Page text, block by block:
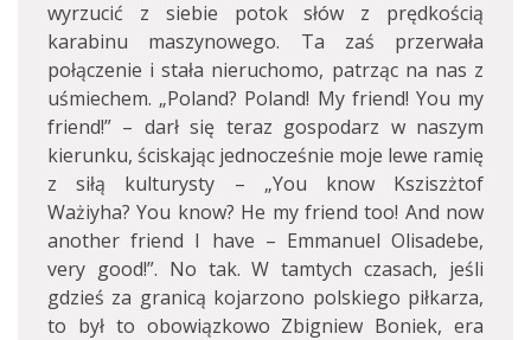
wyrzucić z siebie potok słów z prędkością
karabinu maszynowego. Ta zaś przerwała
połączenie i stała nieruchomo, patrząc na nas z
uśmiechem. „Poland? Poland! My friend! You my
friend!” – darł się teraz gospodarz w naszym
kierunku, ściskając jednocześnie moje lewe ramię
z siłą kulturysty – „You know Ksziszżtof
Ważiyha? You know? He my friend too! And now
another friend I have – Emmanuel Olisadebe,
very good!”. No tak. W tamtych czasach, jeśli
gdzieś za granicą kojarzono polskiego piłkarza,
to był to obowiązkowo Zbigniew Boniek, era